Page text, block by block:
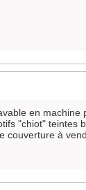
en machine
"chiot" teintes
couverture à